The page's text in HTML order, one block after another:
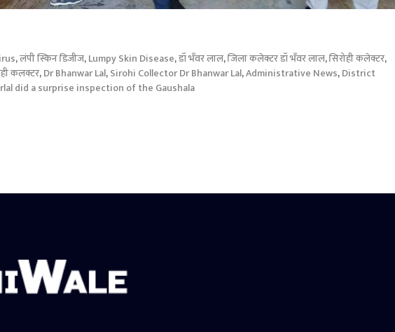
,लंपी स्किन डिजीज,Lumpy Skin Disease,डॉ भँवर लाल,जिला कलेक्टर डॉ भँवर लाल,सिरोही कलेक्टर,
कलक्टर,Dr Bhanwar Lal,Sirohi Collector Dr Bhanwar Lal,Administrative News,District
did a surprise inspection of the Gaushala